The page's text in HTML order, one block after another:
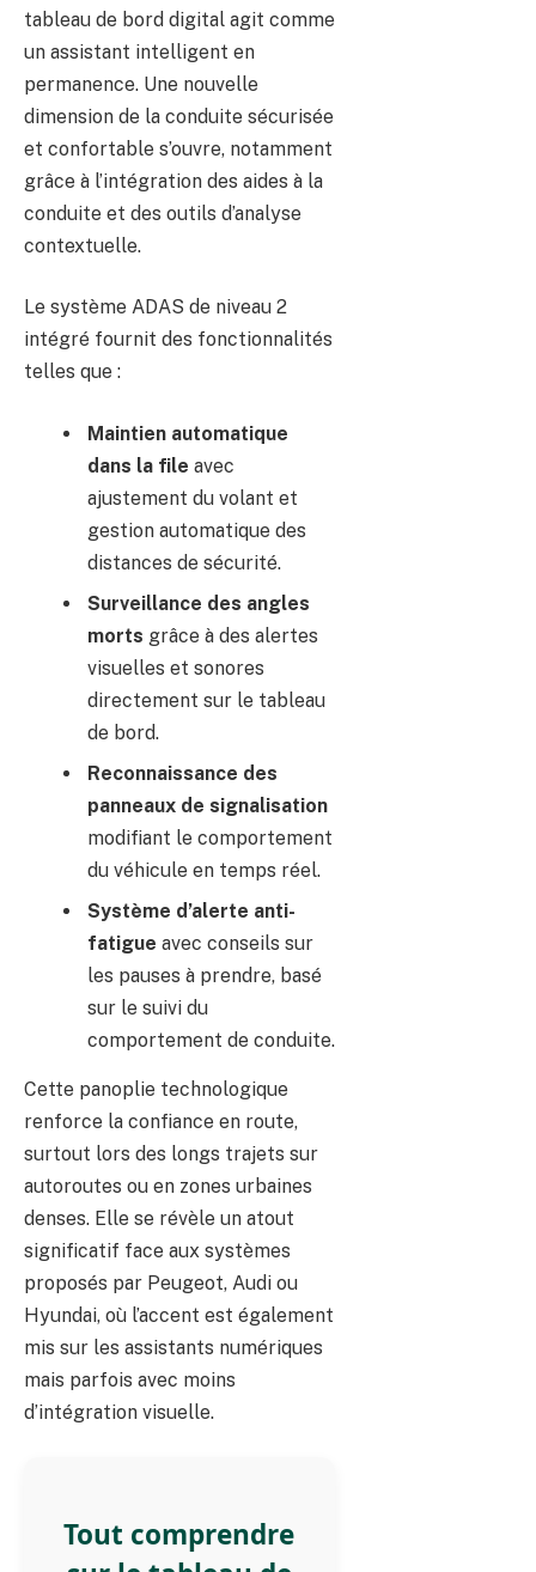
tableau de bord digital agit comme
un assistant intelligent en
permanence. Une nouvelle
dimension de la conduite sécurisée
et confortable s’ouvre, notamment
grâce à l’intégration des aides à la
conduite et des outils d’analyse
contextuelle.
Le système ADAS de niveau 2
intégré fournit des fonctionnalités
telles que :
Maintien automatique
dans la file avec
ajustement du volant et
gestion automatique des
distances de sécurité.
Surveillance des angles
morts grâce à des alertes
visuelles et sonores
directement sur le tableau
de bord.
Reconnaissance des
panneaux de signalisation
modifiant le comportement
du véhicule en temps réel.
Système d’alerte anti-
fatigue avec conseils sur
les pauses à prendre, basé
sur le suivi du
comportement de conduite.
Cette panoplie technologique
renforce la confiance en route,
surtout lors des longs trajets sur
autoroutes ou en zones urbaines
denses. Elle se révèle un atout
significatif face aux systèmes
proposés par Peugeot, Audi ou
Hyundai, où l’accent est également
mis sur les assistants numériques
mais parfois avec moins
d’intégration visuelle.
Tout comprendre